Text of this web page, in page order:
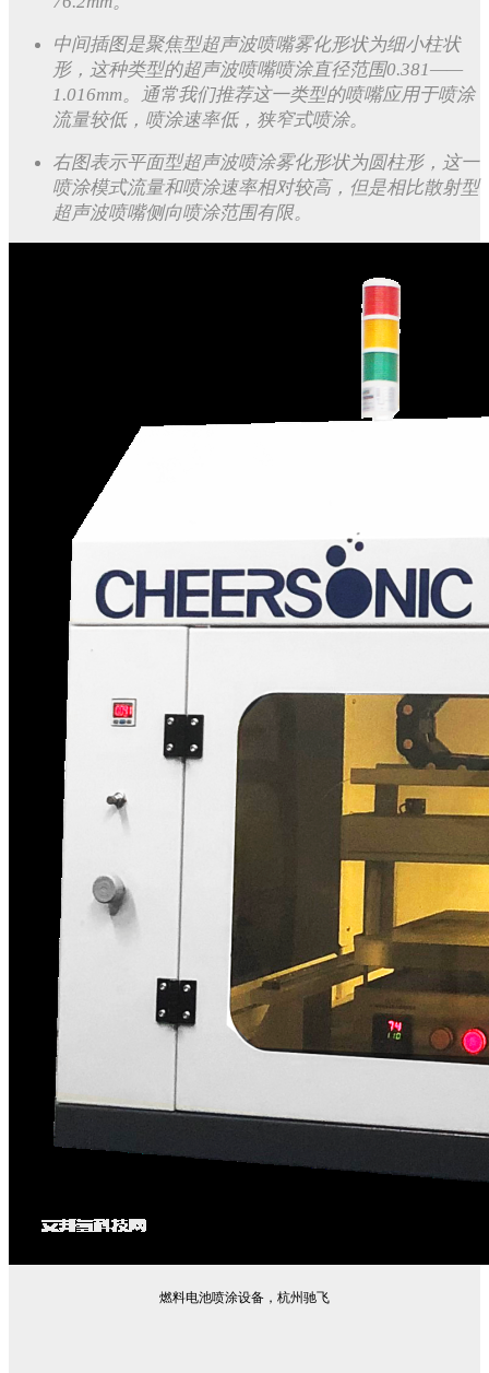
中间插图是聚焦型超声波喷嘴雾化形状为细小柱状
形，这种类型的超声波喷嘴喷涂直径范围0.381——
1.016mm。通常我们推荐这一类型的喷嘴应用于喷涂
流量较低，喷涂速率低，狭窄式喷涂。
右图表示平面型超声波喷涂雾化形状为圆柱形，这一
喷涂模式流量和喷涂速率相对较高，但是相比散射型
超声波喷嘴侧向喷涂范围有限。
燃料电池喷涂设备，杭州驰飞